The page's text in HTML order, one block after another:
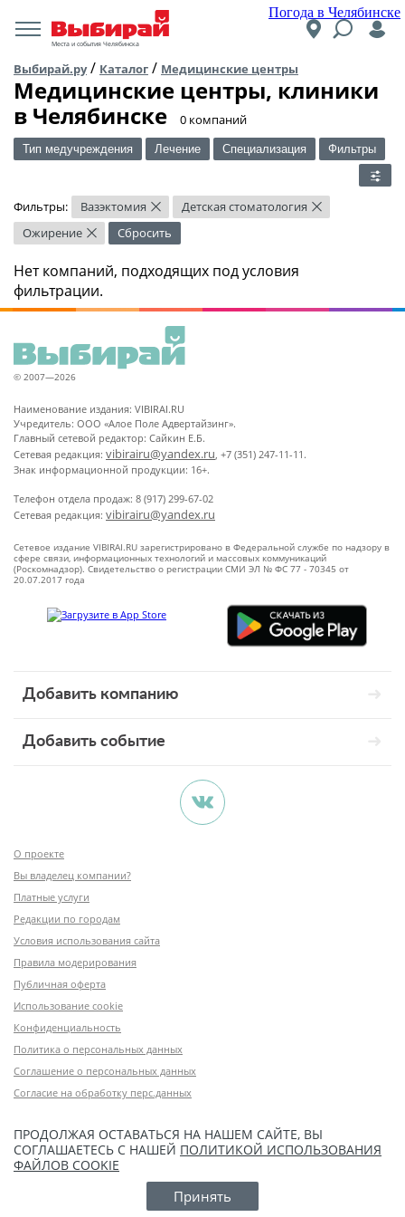
Погода в Челябинске
Места и события Челябинска
Выбирай.ру/ Каталог / Медицинские центры
Медицинские центры, клиники
в Челябинске
​0 компаний
Тип медучреждения Лечение Специализация Фильтры
Фильтры: Вазэктомия × Детская стоматология ×
Ожирение × Сбросить
Нет компаний, подходящих под условия
фильтрации.
© 2007—2026
Наименование издания: VIBIRAI.RU
Учредитель: ООО «Алое Поле Адвертайзинг».
Главный сетевой редактор: Сайкин Е.Б.
Сетевая редакция: vibirairu@yandex.ru, +7 (351) 247-11-11.
Знак информационной продукции: 16+.
Телефон отдела продаж: 8 (917) 299-67-02
Сетевая редакция: vibirairu@yandex.ru
Сетевое издание VIBIRAI.RU зарегистрировано в Федеральной службе по надзору в
сфере связи, информационных технологий и массовых коммуникаций
(Роскомнадзор). Свидетельство о регистрации СМИ ЭЛ № ФС 77 - 70345 от
20.07.2017 года
Добавить компанию
Добавить событие
О проекте
Вы владелец компании?
Платные услуги
Редакции по городам
Условия использования сайта
Правила модерирования
Публичная оферта
Использование cookie
Конфиденциальность
Политика о персональных данных
Соглашение о персональных данных
Согласие на обработку перс.данных
ПРОДОЛЖАЯ ОСТАВАТЬСЯ НА НАШЕМ САЙТЕ, ВЫ
СОГЛАШАЕТЕСЬ С НАШЕЙ ПОЛИТИКОЙ ИСПОЛЬЗОВАНИЯ
ФАЙЛОВ COOKIE
Принять